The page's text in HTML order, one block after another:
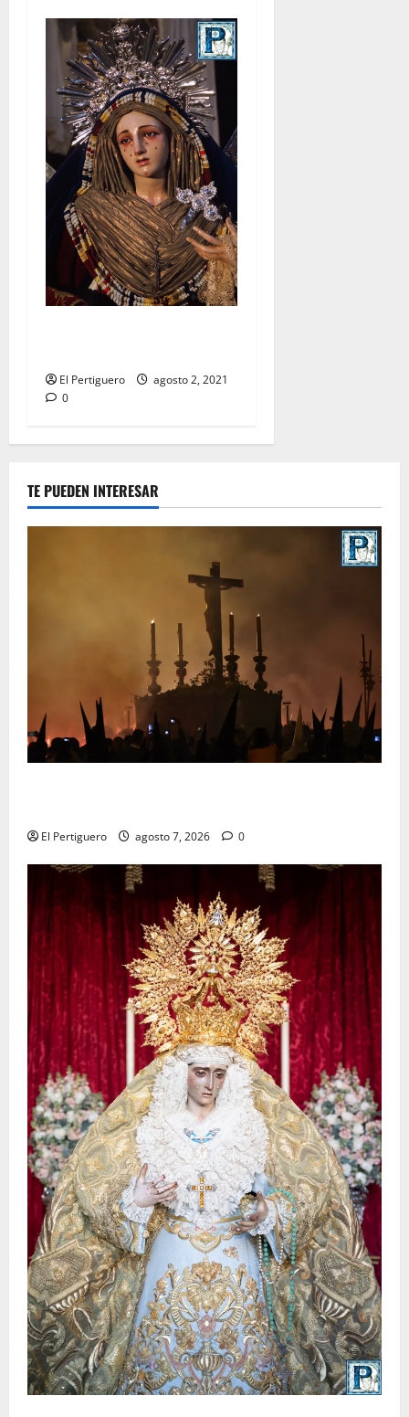
El Pertiguero
agosto 2, 2021
0
TE PUEDEN INTERESAR
El Pertiguero agosto 7, 2026 0